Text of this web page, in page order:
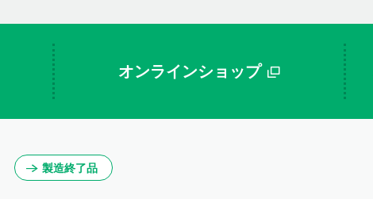
オンラインショップ
製造終了品